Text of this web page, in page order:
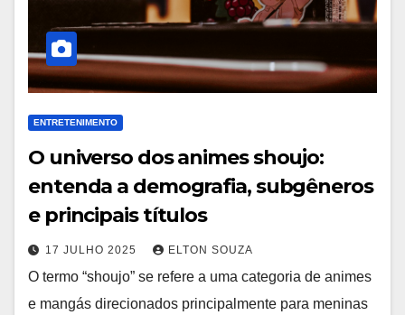
ENTRETENIMENTO
O universo dos animes shoujo:
entenda a demografia, subgêneros
e principais títulos
17 JULHO 2025 ELTON SOUZA
O termo “shoujo” se refere a uma categoria de animes
e mangás direcionados principalmente para meninas